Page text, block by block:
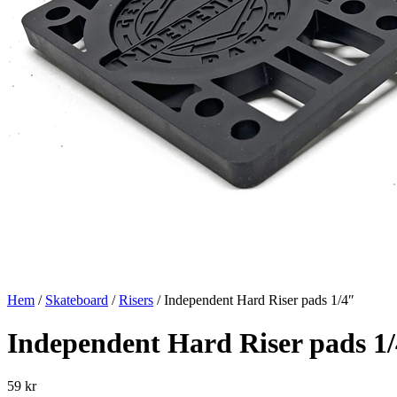
Hem / Skateboard /Risers / Independent Hard Riser pads 1/4″
Independent Hard Riser pads
59 kr